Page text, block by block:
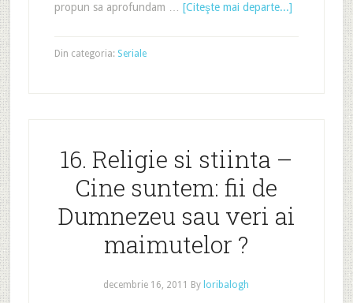
propun sa aprofundam … [Citeşte mai departe...]
Din categoria: Seriale
16. Religie si stiinta –
Cine suntem: fii de
Dumnezeu sau veri ai
maimutelor ?
decembrie 16, 2011 By loribalogh